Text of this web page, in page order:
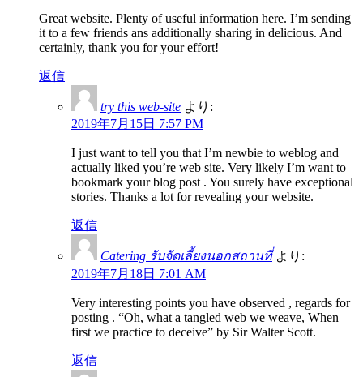
Great website. Plenty of useful information here. I’m sending
it to a few friends ans additionally sharing in delicious. And
certainly, thank you for your effort!
返信
try this web-site より:
2019年7月15日 7:57 PM
I just want to tell you that I’m newbie to weblog and
actually liked you’re web site. Very likely I’m want to
bookmark your blog post . You surely have exceptional
stories. Thanks a lot for revealing your website.
返信
Catering รับจัดเลี้ยงนอกสถานที่ より:
2019年7月18日 7:01 AM
Very interesting points you have observed , regards for
posting . “Oh, what a tangled web we weave, When
first we practice to deceive” by Sir Walter Scott.
返信